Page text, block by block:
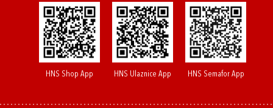
HNS Shop App HNS Ulaznice App HNS Semafor App